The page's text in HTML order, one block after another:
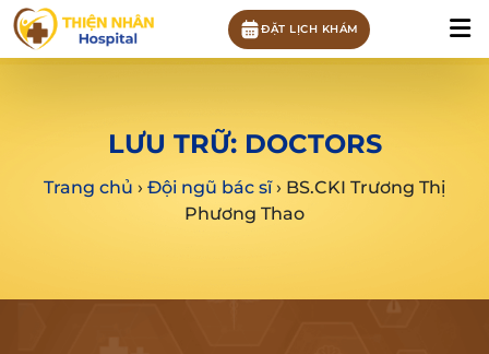
ĐẶT LỊCH KHÁM
LƯU TRỮ: DOCTORS
Trang chủ › Đội ngũ bác sĩ› BS.CKI Trương Thị
Phương Thao